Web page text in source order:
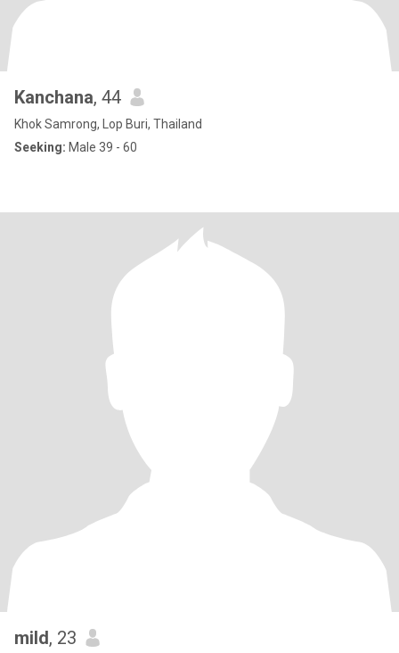
Kanchana, 44
Khok Samrong, Lop Buri, Thailand
Seeking: Male 39 - 60
mild, 23